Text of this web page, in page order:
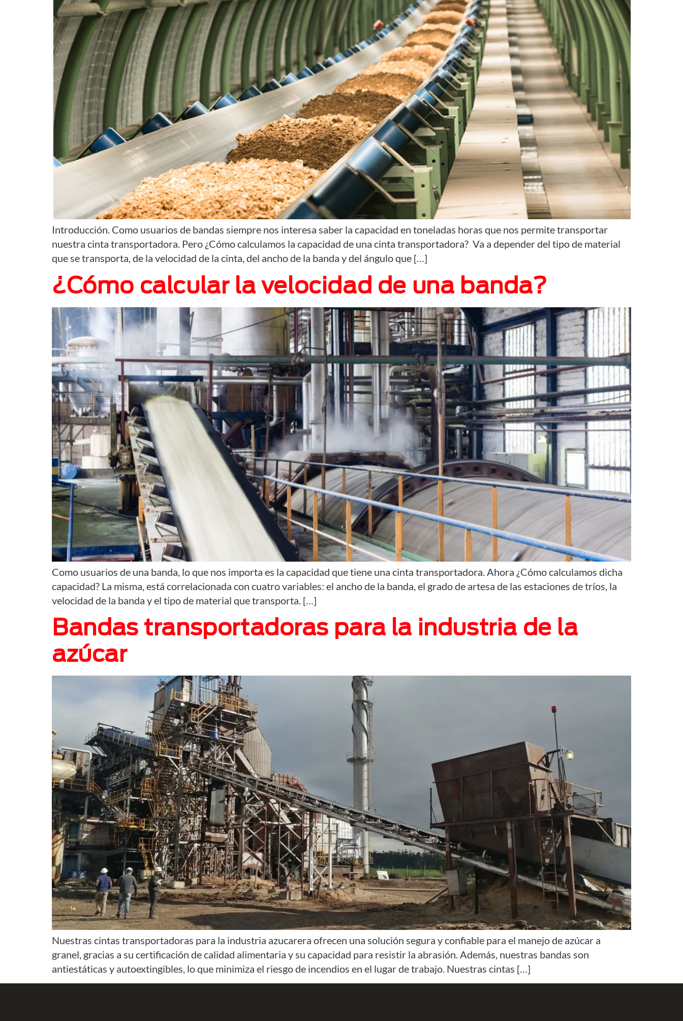
Introducción. Como usuarios de bandas siempre nos interesa saber la capacidad en toneladas horas que nos permite transportar
nuestra cinta transportadora. Pero ¿Cómo calculamos la capacidad de una cinta transportadora? Va a depender del tipo de material
que se transporta, de la velocidad de la cinta, del ancho de la banda y del ángulo que […]
¿Cómo calcular la velocidad de una banda?
Como usuarios de una banda, lo que nos importa es la capacidad que tiene una cinta transportadora. Ahora ¿Cómo calculamos dicha
capacidad? La misma, está correlacionada con cuatro variables: el ancho de la banda, el grado de artesa de las estaciones de tríos, la
velocidad de la banda y el tipo de material que transporta. […]
Bandas transportadoras para la industria de la
azúcar
Nuestras cintas transportadoras para la industria azucarera ofrecen una solución segura y confiable para el manejo de azúcar a
granel, gracias a su certificación de calidad alimentaria y su capacidad para resistir la abrasión. Además, nuestras bandas son
antiestáticas y autoextingibles, lo que minimiza el riesgo de incendios en el lugar de trabajo. Nuestras cintas […]